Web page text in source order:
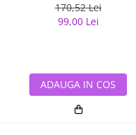
170,52 Lei
99,00 Lei
ADAUGA IN COS